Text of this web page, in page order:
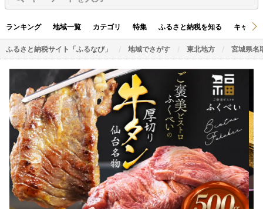
ランキング 地域一覧 カテゴリ 特集 ふるさと納税を知る キャン
ふるさと納税サイト「ふるなび」 地域でさがす 東北地方 宮城県名